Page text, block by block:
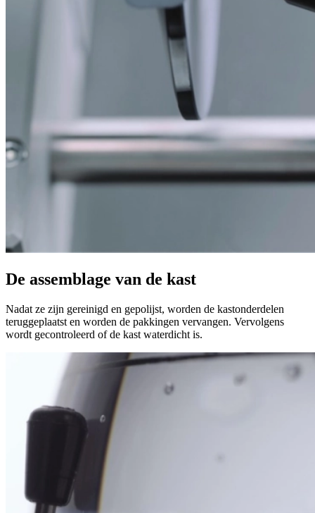
De assemblage van de kast
Nadat ze zijn gereinigd en gepolijst, worden de kastonderdelen
teruggeplaatst en worden de pakkingen vervangen. Vervolgens
wordt gecontroleerd of de kast waterdicht is.